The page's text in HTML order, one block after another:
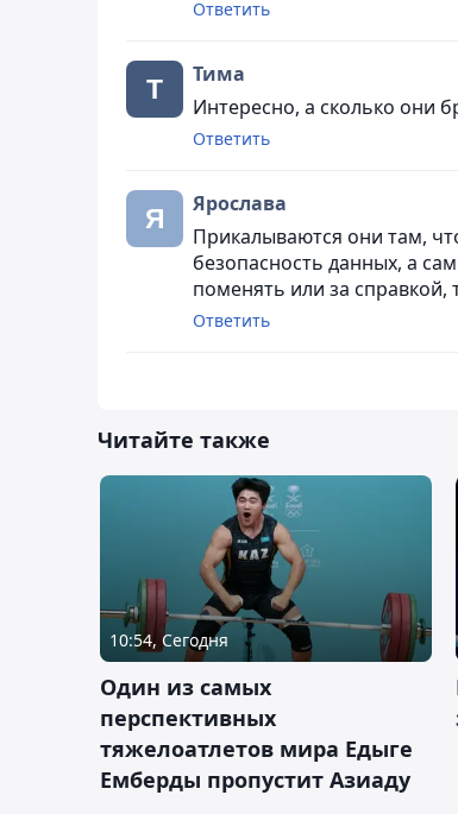
Ответить
Тима
Интересно, а сколько они
Ответить
Ярослава
Прикалываются они там,
безопасность данных, а
поменять или за справкой,
Ответить
Читайте также
10:54, Сегодня
Один из самых
перспективных
тяжелоатлетов мира Едыге
Емберды пропустит Азиаду